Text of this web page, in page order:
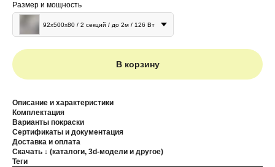
Размер и мощность
92x500x80 / 2 секций / до 2м / 126 Вт
В корзину
Описание и характеристики
Комплектация
Варианты покраски
Сертификаты и документация
Доставка и оплата
Скачать ↓ (каталоги, 3d-модели и другое)
Теги